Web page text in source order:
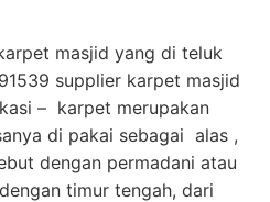
masjid yang di teluk
supplier karpet masjid
– karpet merupakan
di pakai sebagai alas ,
dengan permadani atau
timur tengah, dari